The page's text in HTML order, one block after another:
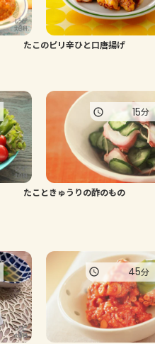
たこのピリ辛ひと口唐揚げ
たこときゅうりの酢のもの
15分
45分